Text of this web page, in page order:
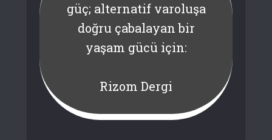
güç; alternatif varoluşa
doğru çabalayan bir
yaşam gücü için:
Rizom Dergi